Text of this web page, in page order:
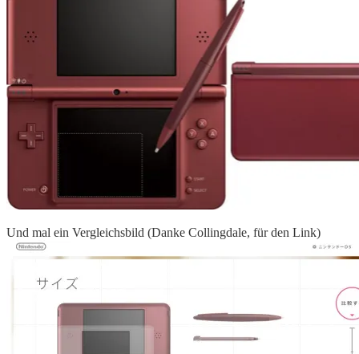
Und mal ein Vergleichsbild (Danke Collingdale, für den Link)